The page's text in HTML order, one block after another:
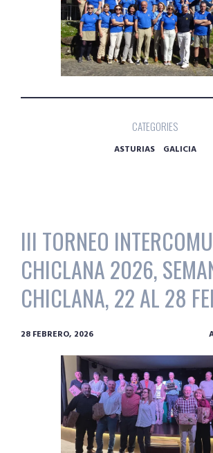
CATEGORIES
ASTURIAS GALICIA
III TORNEO
CHICLANA 2026,
CHICLANA, 22 AL 28
28 FEBRERO, 2026